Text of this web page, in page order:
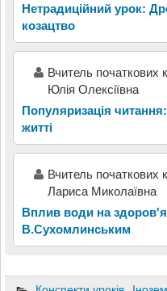
Нетрадиційний урок:
козацтво
Вчитель початкових
Юлія Олексіївна
Популяризація
житті
Вчитель початкових
Лариса Миколаївна
Вплив води на
В.Сухомлинським